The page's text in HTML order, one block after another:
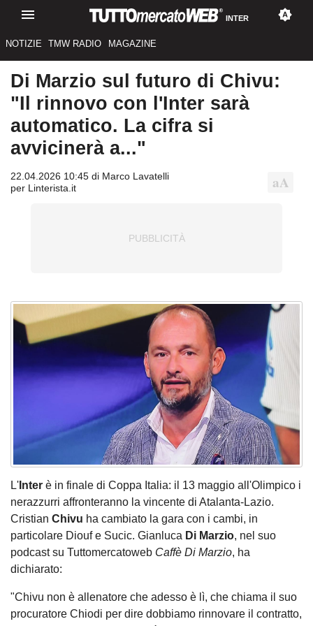
INTER
NOTIZIE TMW RADIO MAGAZINE
Di Marzio sul futuro di Chivu:
"Il rinnovo con l'Inter sarà
automatico. La cifra si
avvicinerà a..."
22.04.2026 10:45 di Marco Lavatelli
per Linterista.it
L' Inter è in finale di Coppa Italia: il 13 maggio all'Olimpico i
nerazzurri affronteranno la vincente di Atalanta-Lazio.
Cristian Chivu ha cambiato la gara con i cambi, in
particolare Diouf e Sucic. Gianluca Di Marzio, nel suo
podcast su Tuttomercatoweb Caffè Di Marzio, ha
dichiarato:
"Chivu non è allenatore che adesso è lì, che chiama il suo
procuratore Chiodi per dire dobbiamo rinnovare il contratto,